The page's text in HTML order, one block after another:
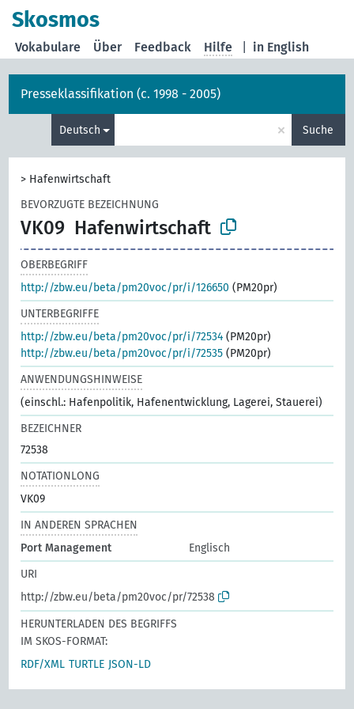
Skosmos
in English
Vokabulare Über Feedback Hilfe
Presseklassifikation (c. 1998 - 2005)
Deutsch × Suche
> Hafenwirtschaft
BEVORZUGTE BEZEICHNUNG
VK09 Hafenwirtschaft
OBERBEGRIFF
http://zbw.eu/beta/pm20voc/pr/i/126650 (PM20pr)
UNTERBEGRIFFE
http://zbw.eu/beta/pm20voc/pr/i/72534 (PM20pr)
http://zbw.eu/beta/pm20voc/pr/i/72535 (PM20pr)
ANWENDUNGSHINWEISE
(einschl.: Hafenpolitik, Hafenentwicklung, Lagerei, Stauerei)
BEZEICHNER
72538
NOTATIONLONG
VK09
IN ANDEREN SPRACHEN
Port Management
Englisch
URI
http://zbw.eu/beta/pm20voc/pr/72538
HERUNTERLADEN DES BEGRIFFS
IM SKOS-FORMAT:
RDF/XML TURTLE JSON-LD